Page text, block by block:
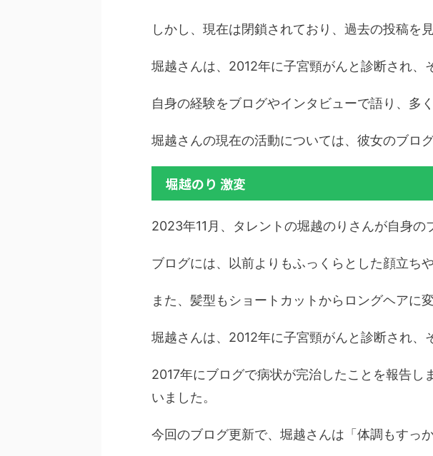
しかし、現在は閉鎖されており、過去の投稿を
堀越さんは、2012年に子宮頸がんと診断され、
自身の経験をブログやインタビューで語り、多
堀越さんの現在の活動については、彼女のブロ
堀越のり 激変
2023年11月、タレントの堀越のりさんが自身の
ブログには、以前よりもふっくらとした顔立ち
また、髪型もショートカットからロングヘアに
堀越さんは、2012年に子宮頸がんと診断され、
2017年にブログで病状が完治したことを報告
いました。
今回のブログ更新で、堀越さんは「体調もすっ